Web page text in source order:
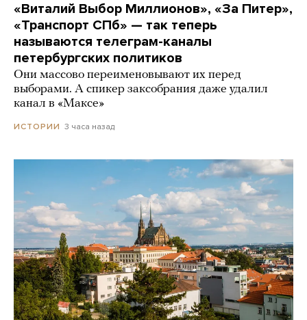
«Виталий Выбор Миллионов», «За Питер»,
«Транспорт СПб» — так теперь
называются телеграм-каналы
петербургских политиков
Они массово переименовывают их перед
выборами. А спикер заксобрания даже удалил
канал в «Максе»
ИСТОРИИ 3 часа назад